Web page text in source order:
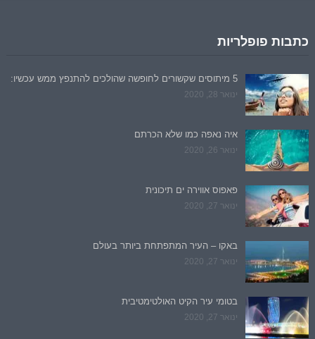
כתבות פופלריות
5 מיתוסים שקשורים לחופשה שהולכים להתנפץ ממש עכשיו:
ינואר 28, 2020
איה נאפה כמו שלא הכרתם
ינואר 26, 2020
פאפוס אווירה ים תיכונית
ינואר 27, 2020
באקו – העיר המתפתחת ביותר בעולם
ינואר 27, 2020
בטומי עיר הקיט האולטימטיבית
ינואר 27, 2020